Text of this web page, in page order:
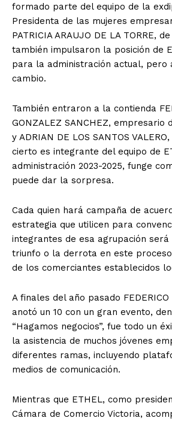
formado parte del equipo de la
Presidenta de las mujeres
PATRICIA ARAUJO DE LA TORRE,
también impulsaron la posición de
para la administración actual, pero
cambio.
También entraron a la contienda
GONZALEZ SANCHEZ,
y ADRIAN DE LOS SANTOS
cierto es integrante del equipo de
administración 2023-2025, funge
puede dar la sorpresa.
Cada quien hará campaña de
estrategia que utilicen para
integrantes de esa agrupación
triunfo o la derrota en este
de los comerciantes establecidos
A finales del año pasado FEDERICO
anotó un 10 con un gran evento,
“Hagamos negocios”, fue todo un
la asistencia de muchos jóvenes
diferentes ramas, incluyendo
medios de comunicación.
Mientras que ETHEL, como
Cámara de Comercio Victoria,